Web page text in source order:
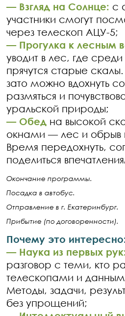
— Взгляд на Солнце: с
участники смогут
через телескоп АЦУ-5;
— Прогулка к лесным
уводит в лес, где
прячутся старые
зато можно вдохнуть
размяться и
уральской природы;
— Обед на высокой
окнами — лес и обрыв
Время передохнуть,
поделиться
Окончание программы.
Посадка в автобус.
Отправление в г. Екатеринбург.
Прибытие (по договоренности).
Почему это
— Наука из первых
разговор с теми, кто
телескопами и
Методы, задачи,
без упрощений;